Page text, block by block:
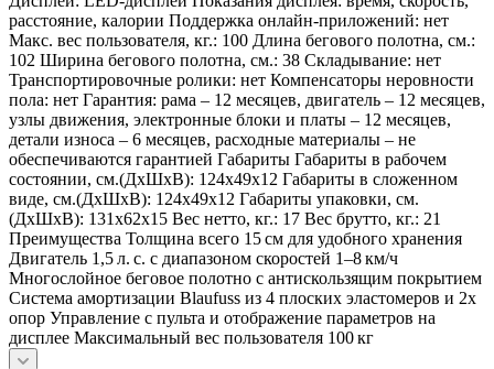
расстояние, калории Поддержка онлайн-приложений: нет
Макс. вес пользователя, кг.: 100 Длина бегового полотна, см.:
102 Ширина бегового полотна, см.: 38 Складывание: нет
Транспортировочные ролики: нет Компенсаторы неровности
пола: нет Гарантия: рама – 12 месяцев, двигатель – 12 месяцев,
узлы движения, электронные блоки и платы – 12 месяцев,
детали износа – 6 месяцев, расходные материалы – не
обеспечиваются гарантией Габариты Габариты в рабочем
состоянии, см.(ДхШхВ): 124х49х12 Габариты в сложенном
виде, см.(ДхШхВ): 124х49х12 Габариты упаковки, см.
(ДхШхВ): 131х62х15 Вес нетто, кг.: 17 Вес брутто, кг.: 21
Преимущества Толщина всего 15 см для удобного хранения
Двигатель 1,5 л. с. с диапазоном скоростей 1–8 км/ч
Многослойное беговое полотно с антискользящим покрытием
Система амортизации Blaufuss из 4 плоских эластомеров и 2х
опор Управление с пульта и отображение параметров на
дисплее Максимальный вес пользователя 100 кг